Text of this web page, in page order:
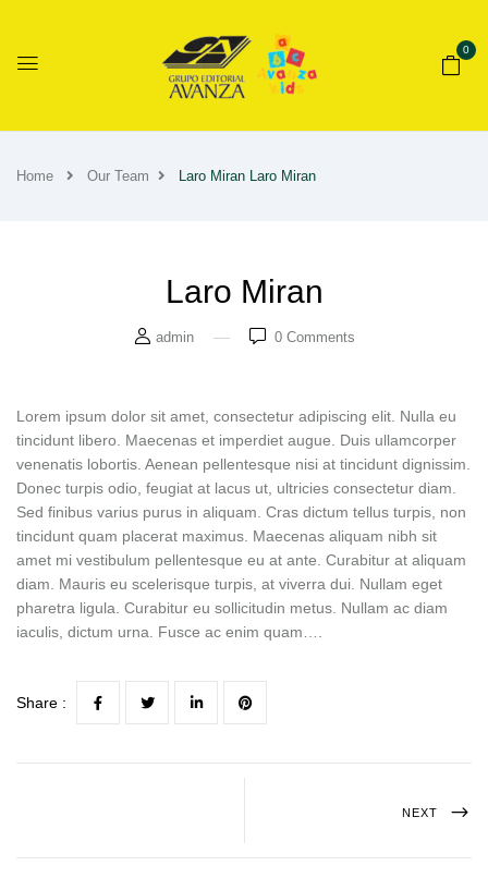
0
Home Our Team Laro Miran Laro Miran
Laro Miran
admin 0Comments
Lorem ipsum dolor sit amet, consectetur adipiscing elit. Nulla eu
tincidunt libero. Maecenas et imperdiet augue. Duis ullamcorper
venenatis lobortis. Aenean pellentesque nisi at tincidunt dignissim.
Donec turpis odio, feugiat at lacus ut, ultricies consectetur diam.
Sed finibus varius purus in aliquam. Cras dictum tellus turpis, non
tincidunt quam placerat maximus. Maecenas aliquam nibh sit
amet mi vestibulum pellentesque eu at ante. Curabitur at aliquam
diam. Mauris eu scelerisque turpis, at viverra dui. Nullam eget
pharetra ligula. Curabitur eu sollicitudin metus. Nullam ac diam
iaculis, dictum urna. Fusce ac enim quam….
Share :
NEXT